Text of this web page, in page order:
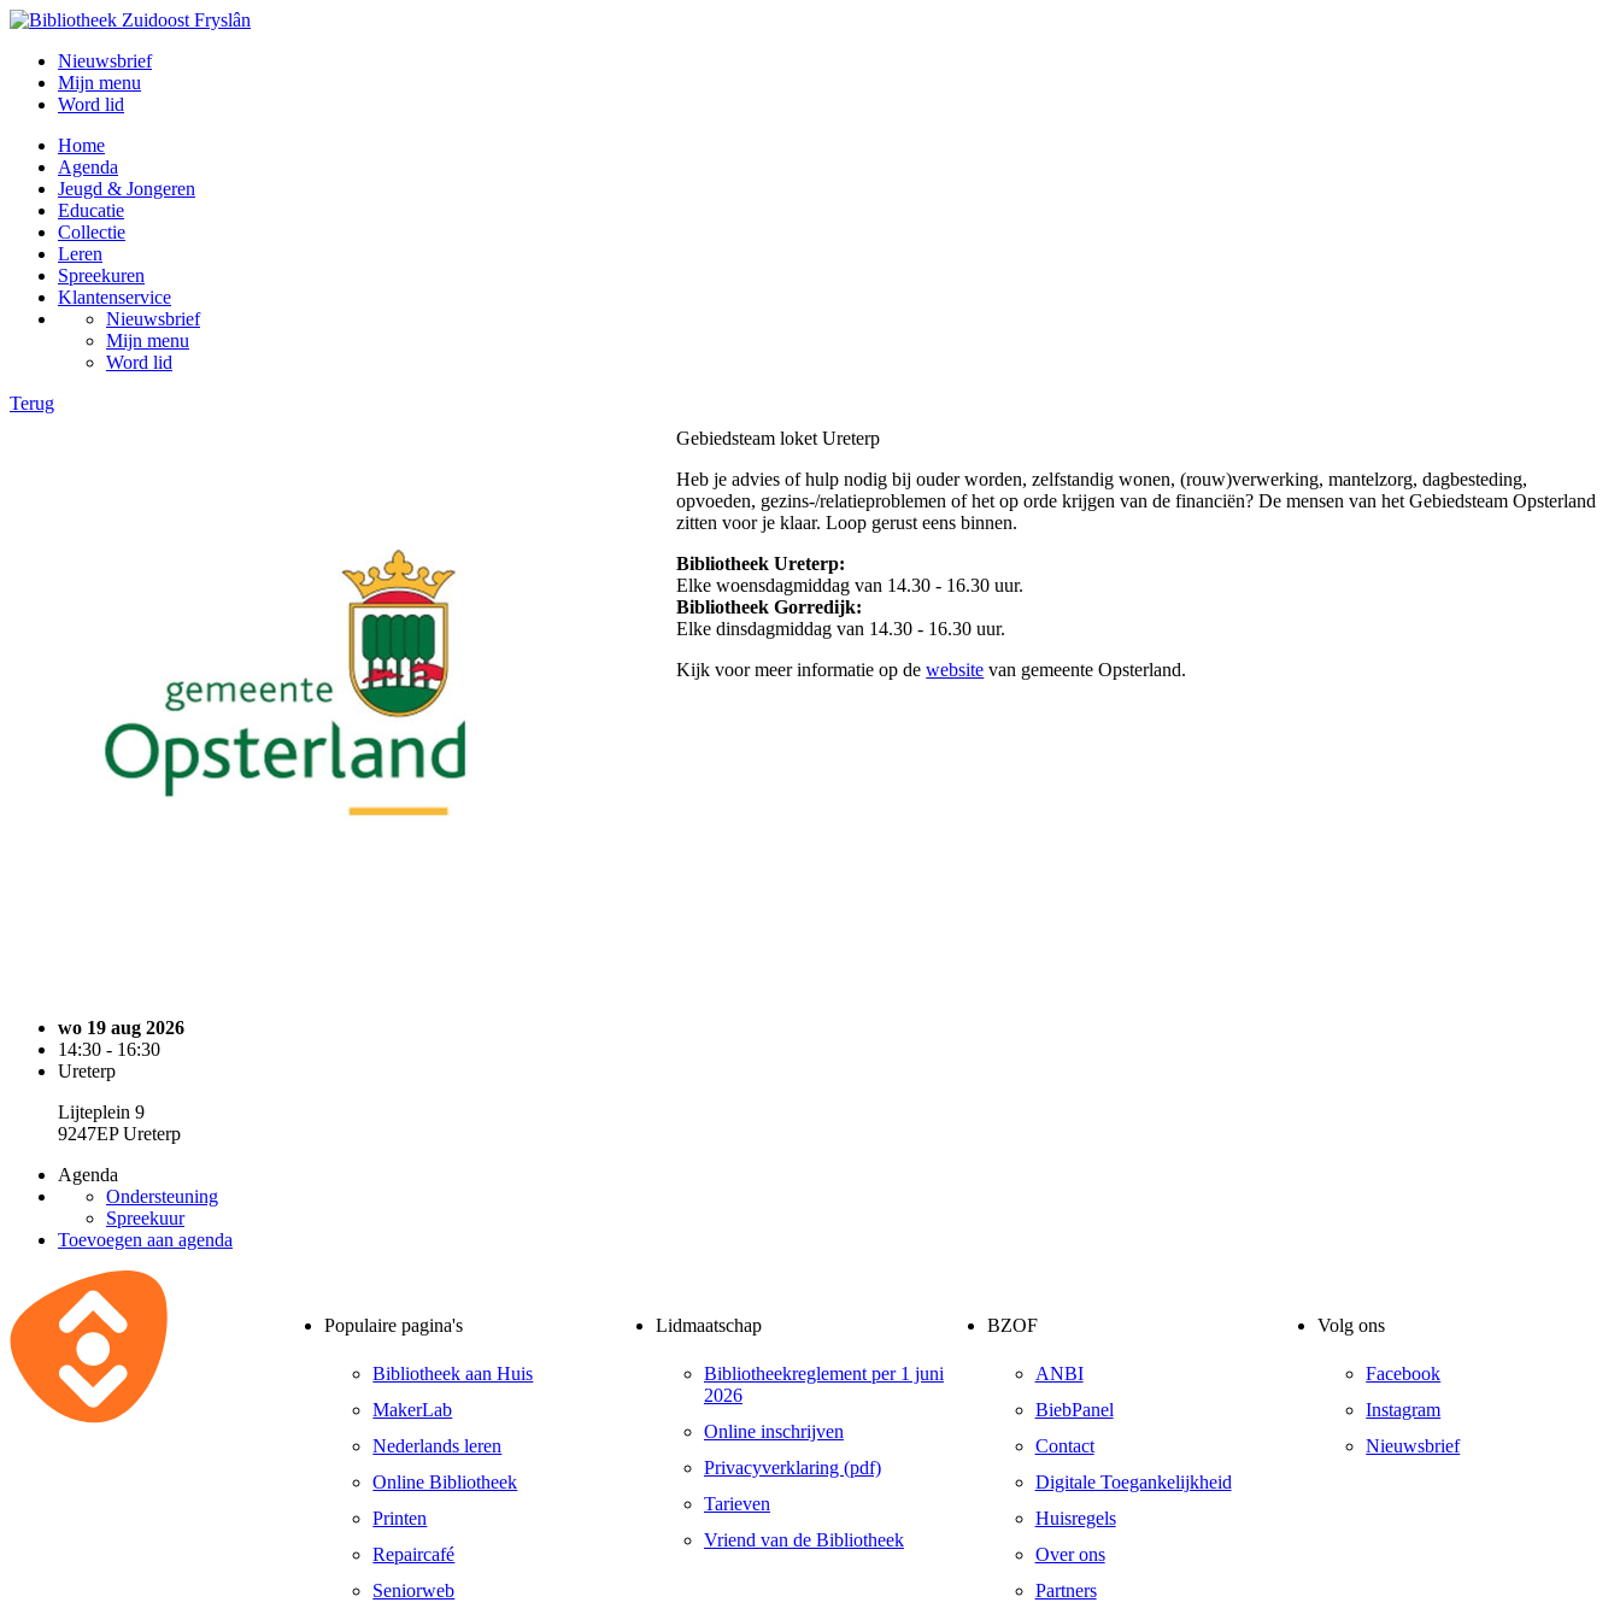
Nieuwsbrief
Mijn menu
Word lid
Home
Agenda
Jeugd & Jongeren
Educatie
Collectie
Leren
Spreekuren
Klantenservice
Nieuwsbrief
Mijn menu
Word lid
Terug
wo 19 aug 2026
14:30 - 16:30
Ureterp
Lijteplein 9
9247EP Ureterp
Agenda
Ondersteuning
Spreekuur
Toevoegen aan agenda
Gebiedsteam loket Ureterp
Heb je advies of hulp nodig bij ouder worden, zelfstandig wonen, (rouw)verwerking, mantelzorg, dagbesteding,
opvoeden, gezins-/relatieproblemen of het op orde krijgen van de financiën? De mensen van het Gebiedsteam Opsterland
zitten voor je klaar. Loop gerust eens binnen.
Bibliotheek Ureterp:
Elke woensdagmiddag van 14.30 - 16.30 uur.
Bibliotheek Gorredijk:
Elke dinsdagmiddag van 14.30 - 16.30 uur.
Kijk voor meer informatie op dewebsite van gemeente Opsterland.
Populaire pagina's
Bibliotheek aan Huis
MakerLab
Nederlands leren
Online Bibliotheek
Printen
Repaircafé
Seniorweb
Lidmaatschap
Bibliotheekreglement per 1 juni
2026
Online inschrijven
Privacyverklaring (pdf)
Tarieven
Vriend van de Bibliotheek
BZOF
ANBI
BiebPanel
Contact
Digitale Toegankelijkheid
Huisregels
Over ons
Partners
Volg ons
Facebook
Instagram
Nieuwsbrief